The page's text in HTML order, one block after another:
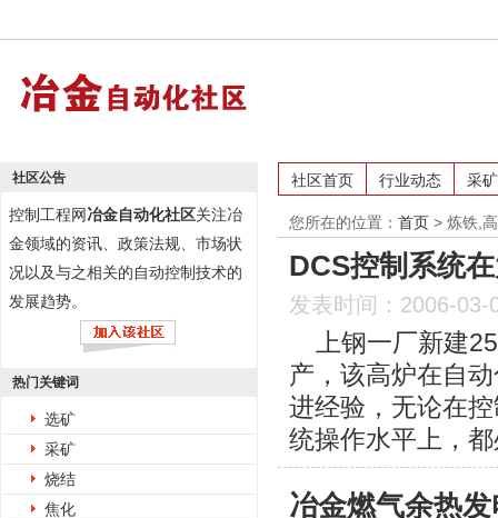
社区公告
控制工程网冶金自动化社区关注冶
金领域的资讯、政策法规、市场状
况以及与之相关的自动控制技术的
发展趋势。
热门关键词
选矿
采矿
烧结
焦化
社区首页 行业动态 采
您所在的位置： 首页 > 炼铁,
DCS控制系统
发表时间：2006-03-
上钢一厂新建
产，该高炉在自
进经验，无论在
统操作水平上，
冶金燃气余热